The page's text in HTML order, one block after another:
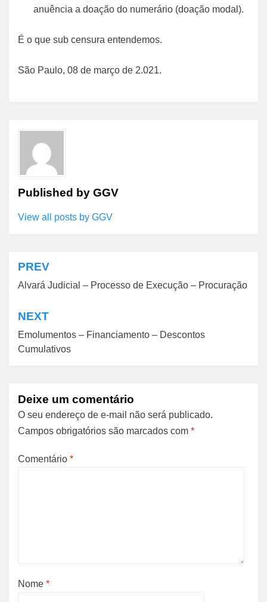
anuência a doação do numerário (doação modal).
É o que sub censura entendemos.
São Paulo, 08 de março de 2.021.
Published by GGV
View all posts by GGV
Navegação
de
Post
PREV
Alvará Judicial – Processo de Execução – Procuração
NEXT
Emolumentos – Financiamento – Descontos
Cumulativos
Deixe um comentário
O seu endereço de e-mail não será publicado.
Campos obrigatórios são marcados com *
Comentário *
Nome *